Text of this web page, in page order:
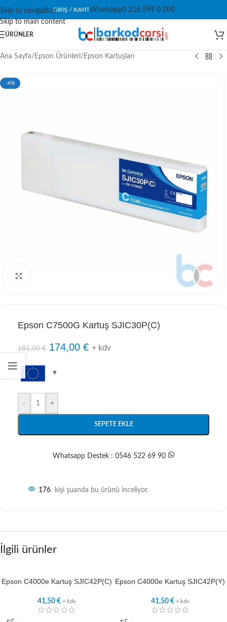
Skip to navigation
Skip to main content
GIRIŞ / KAYITWhatsapp0 216 599 0 000
ÜRÜNLER
Ana Sayfa/ Epson Ürünleri/ Epson Kartuşları
-4%
Epson C7500G Kartuş SJIC30P(C)
181,00€ 174,00 € + kdv
- +
SEPETE EKLE
Whatsapp Destek : 0546 522 69 90
176 kişi şuanda bu ürünü inceliyor.
İlgili ürünler
Epson C4000e Kartuş SJIC42P(C)
41,50 € + kdv
Epson C4000e Kartuş SJIC42P(Y)
41,50 € + kdv